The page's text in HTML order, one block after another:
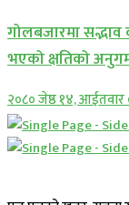
गोलबजारमा सद्भाव
भएको क्षतिको
२०८० जेष्ठ १४,